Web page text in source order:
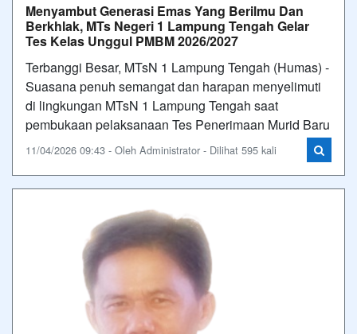
Menyambut Generasi Emas Yang Berilmu Dan
Berkhlak, MTs Negeri 1 Lampung Tengah Gelar
Tes Kelas Unggul PMBM 2026/2027
Terbanggi Besar, MTsN 1 Lampung Tengah (Humas) -
Suasana penuh semangat dan harapan menyelimuti
di lingkungan MTsN 1 Lampung Tengah saat
pembukaan pelaksanaan Tes Penerimaan Murid Baru
11/04/2026 09:43 - Oleh Administrator - Dilihat 595 kali